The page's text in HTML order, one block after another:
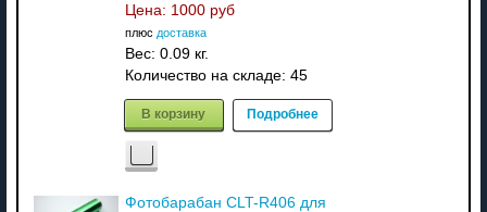
Цена: 1000 руб
плюс доставка
Вес: 0.09 кг.
Количество на складе: 45
В корзину Подробнее
Фотобарабан CLT-R406 для